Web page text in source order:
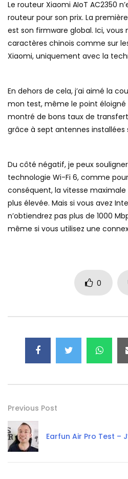
Le routeur Xiaomi AIoT AC2350
routeur pour son prix. La
est son firmware global. Ici, vous
caractères chinois comme sur
Xiaomi, uniquement avec la
En dehors de cela, j’ai aimé la
mon test, même le point éloigné
montré de bons taux de
grâce à sept antennes installées
Du côté négatif, je peux souligner
technologie Wi-Fi 6, comme
conséquent, la vitesse
plus élevée. Mais si vous avez
n’obtiendrez pas plus de 1000
même si vous utilisez une
0
Previous Post
Earfun Air Pro Test –